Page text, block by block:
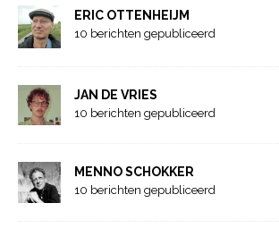
ERIC OTTENHEIJM
10 berichten gepubliceerd
JAN DE VRIES
10 berichten gepubliceerd
MENNO SCHOKKER
10 berichten gepubliceerd